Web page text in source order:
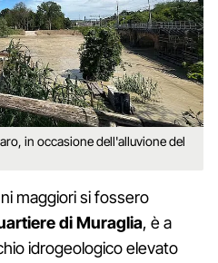
in occasione dell'alluvione del
maggiori si fossero
di Muraglia, è a
idrogeologico elevato